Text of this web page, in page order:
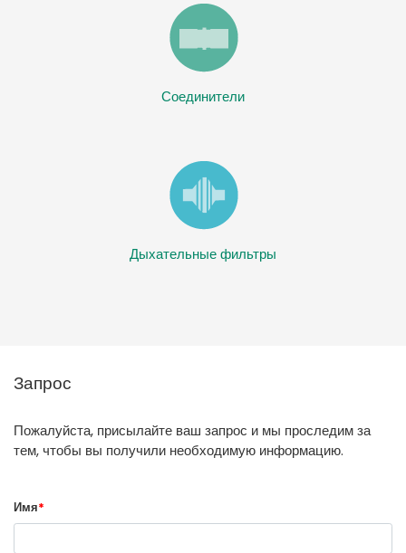
Соединители
Дыхательные фильтры
Запрос
Пожалуйста, присылайте ваш запрос и мы проследим за
тем, чтобы вы получили необходимую информацию.
Имя*